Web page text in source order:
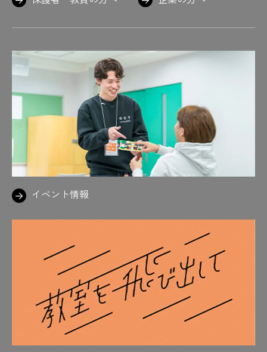
イベント情報